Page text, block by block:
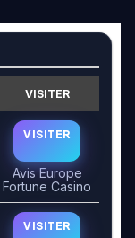
VISITER
VISITER
Avis Europe
Fortune Casino
VISITER